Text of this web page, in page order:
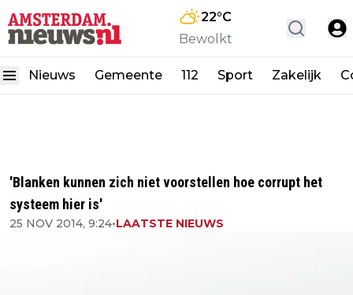
22°C
Bewolkt
Nieuws Gemeente 112 Sport Zakelijk
'Blanken kunnen zich niet voorstellen hoe corrupt het
systeem hier is'
25 NOV 2014, 9:24•LAATSTE NIEUWS